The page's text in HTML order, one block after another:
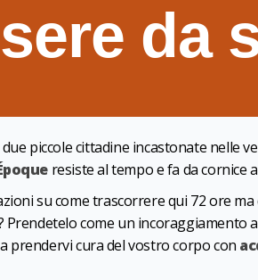
da
due piccole cittadine incastonate nelle
resiste al tempo e fa da cornice
su come trascorrere qui 72 ore
come un incoraggiamento
prendervi cura del vostro corpo con